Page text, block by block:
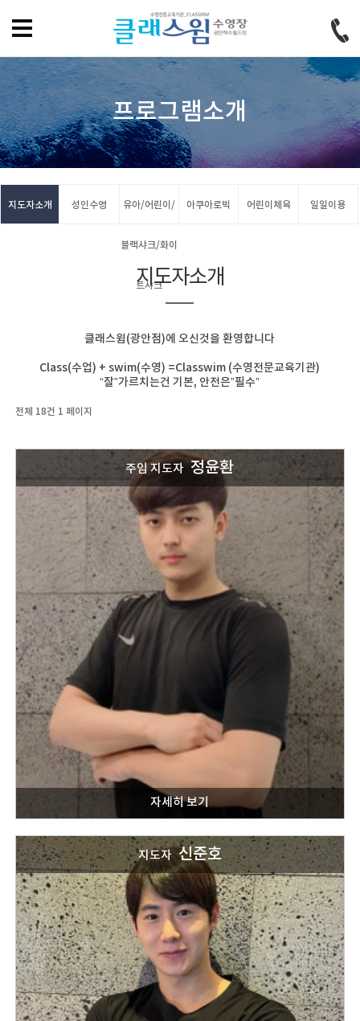
프로그램소개
지도자소개 성인수영 유아/어린이/
블랙샤크/화이
트샤크
아쿠아로빅 어린이체육 일일이용
지도자소개
클래스윔(광안점)에 오신것을 환영합니다
Class(수업) + swim(수영) =Classwim (수영전문교육기관)
“잘”가르치는건 기본, 안전은”필수”
전체 18건 1 페이지
주임 지도자 정윤환
지도자 신준호